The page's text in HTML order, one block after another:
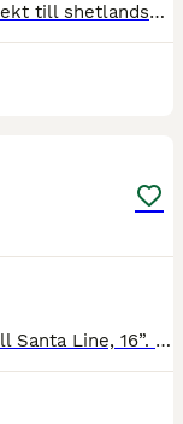
Välvårdad svart ponny puta. Passar perfekt till shetlandsponny eller annan mindre ponny. Sadelgjord samt stigbyglar ingår ej. Kan levereras i Göteborg/Kungälv/Hisingen. Köparen betalar frakt om den må
En fin brun sadel från Santa Cruz modell Santa Line, 16”. Utbytbart koppjärn, just nu sitter ett grönt järn i. Ingår: • 2 bruna sadelgjordar, en Hansbo Sport stl 100 samt en okänt märke i stl 110. Bå